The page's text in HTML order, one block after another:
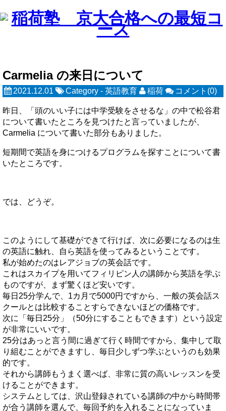
Carmelia の来日について
2021.12.01 Category - 英語教育 稲荷 コメント(0)
昨日、「頭のいい子には中学受験をさせるな」の中で松谷君
について書いたところを見つけたと言っていましたが、
Carmelia について書いた部分もありました。
短期間で英語を身につけるプログラムを探すことについて書
いたところです。
では、どうぞ。
このようにして基礎ができて行けば、次に必要になるのは生
の英語に触れ、自ら英語を使ってみるということです。
私が始めたのはレアジョブの英会話です。
これはスカイプを用いてフィリピン人の講師から英語を学ぶ
ものですが、まず驚くほど安いです。
毎日25分学んで、1カ月で5000円ですから、一般の英会話ス
クールとは比較することすらできないほどの価格です。
次に「毎日25分」（50分にすることもできます）という設定
が非常にいいです。
25分はあっと言う間に過ぎて行く時間ですから、集中して取
り組むことができますし、毎日少しずつ学ぶというのも効果
的です。
それから講師もうまく選べば、非常に質の高いレッスンを受
けることができます。
システムとしては、沢山登録されている講師の中から時間帯
が合う講師を選んで、毎回予約を入れることになっていま